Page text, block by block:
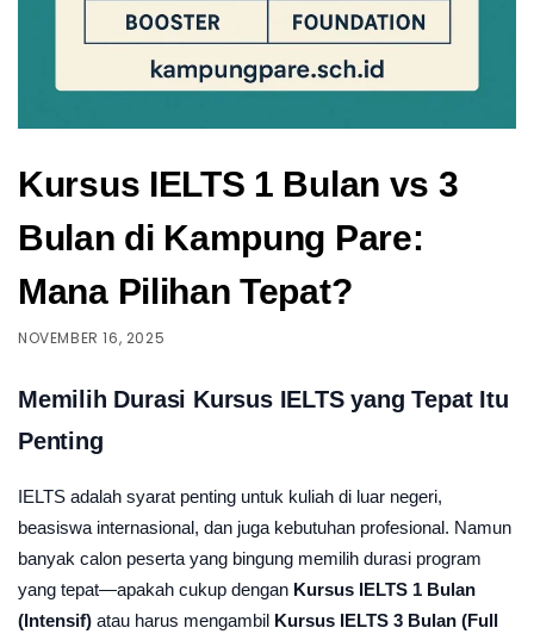
Kursus IELTS 1 Bulan vs 3
Bulan di Kampung Pare:
Mana Pilihan Tepat?
NOVEMBER 16, 2025
Memilih Durasi Kursus IELTS yang Tepat Itu
Penting
IELTS adalah syarat penting untuk kuliah di luar negeri,
beasiswa internasional, dan juga kebutuhan profesional. Namun
banyak calon peserta yang bingung memilih durasi program
yang tepat—apakah cukup dengan Kursus IELTS 1 Bulan
(Intensif) atau harus mengambil Kursus IELTS 3 Bulan (Full